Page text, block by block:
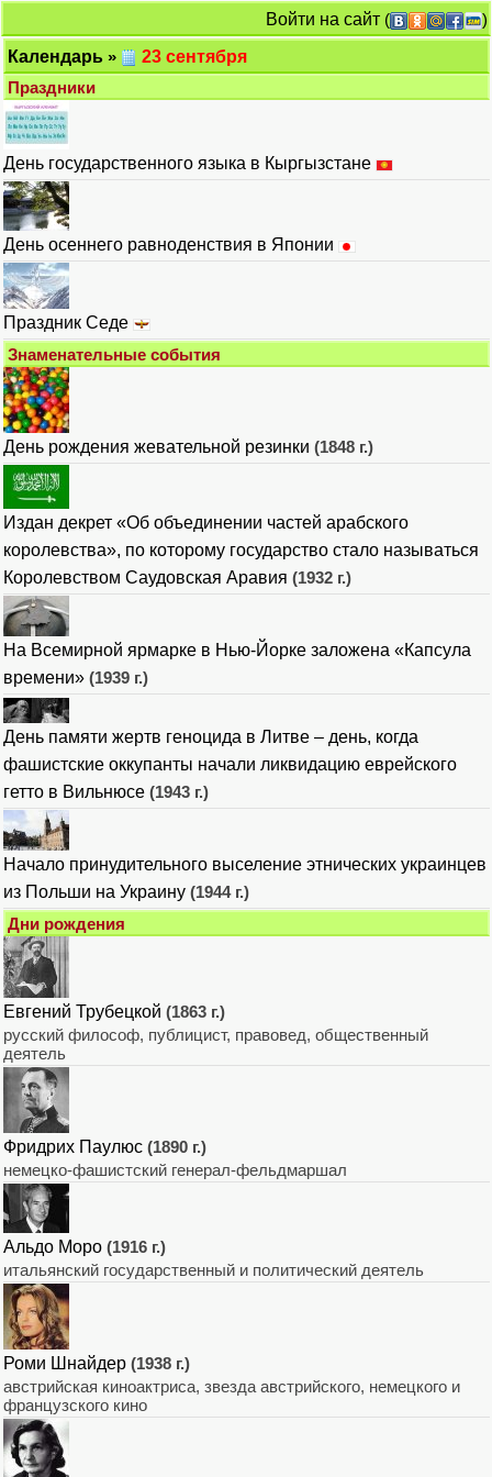
Войти на сайт (
)
Календарь »
23 сентября
Праздники
День государственного языка в Кыргызстане
День осеннего равноденствия в Японии
Праздник Седе
Знаменательные события
День рождения жевательной резинки (1848 г.)
Издан декрет «Об объединении частей арабского
королевства», по которому государство стало называться
Королевством Саудовская Аравия (1932 г.)
На Всемирной ярмарке в Нью-Йорке заложена «Капсула
времени» (1939 г.)
День памяти жертв геноцида в Литве – день, когда
фашистские оккупанты начали ликвидацию еврейского
гетто в Вильнюсе (1943 г.)
Начало принудительного выселение этнических украинцев
из Польши на Украину (1944 г.)
Дни рождения
Евгений Трубецкой (1863 г.)
русский философ, публицист, правовед, общественный
деятель
Фридрих Паулюс (1890 г.)
немецко-фашистский генерал-фельдмаршал
Альдо Моро (1916 г.)
итальянский государственный и политический деятель
Роми Шнайдер (1938 г.)
австрийская киноактриса, звезда австрийского, немецкого и
французского кино